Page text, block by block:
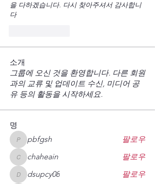
을 다하겠습니다. 다시 찾아주셔서 감사합니
다
소개
그룹에 오신 것을 환영합니다. 다른 회원
과의 교류 및 업데이트 수신, 미디어 공
유 등의 활동을 시작하세요.
명
pbfgshpbfgsh 팔로우
chaheain
chaheain 팔로우
dsupcy08
dsupcy08 팔로우